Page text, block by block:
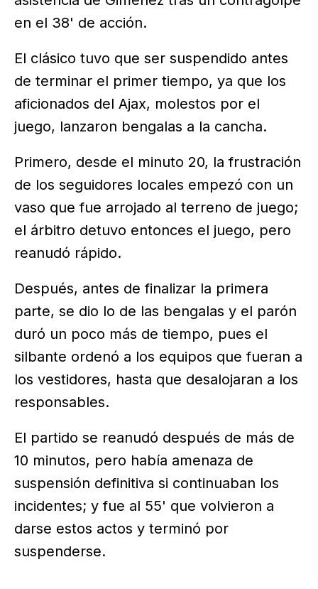
en el 38' de acción.
El clásico tuvo que ser suspendido antes
de terminar el primer tiempo, ya que los
aficionados del Ajax, molestos por el
juego, lanzaron bengalas a la cancha.
Primero, desde el minuto 20, la frustración
de los seguidores locales empezó con un
vaso que fue arrojado al terreno de juego;
el árbitro detuvo entonces el juego, pero
reanudó rápido.
Después, antes de finalizar la primera
parte, se dio lo de las bengalas y el parón
duró un poco más de tiempo, pues el
silbante ordenó a los equipos que fueran a
los vestidores, hasta que desalojaran a los
responsables.
El partido se reanudó después de más de
10 minutos, pero había amenaza de
suspensión definitiva si continuaban los
incidentes; y fue al 55' que volvieron a
darse estos actos y terminó por
suspenderse.